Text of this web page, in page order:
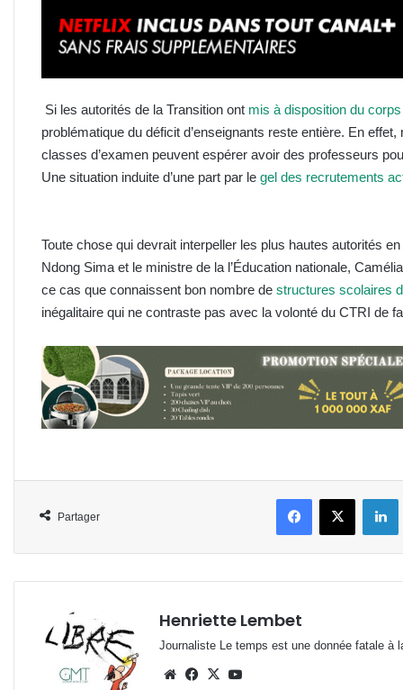
Si les autorités de la Transition ont mis à disposition du
problématique du déficit d’enseignants reste entière. En
classes d’examen peuvent espérer avoir des professeurs
Une situation induite d’une part par le gel des recrutements
Toute chose qui devrait interpeller les plus hautes autorités
Ndong Sima et le ministre de la l’Éducation nationale,
ce cas que connaissent bon nombre de structures scolaires
inégalitaire qui ne contraste pas avec la volonté du CTRI de
Partager
FacebookX
Henriette Lembet
Journaliste Le temps est une donnée fatale à
WebsiteFacebook
X